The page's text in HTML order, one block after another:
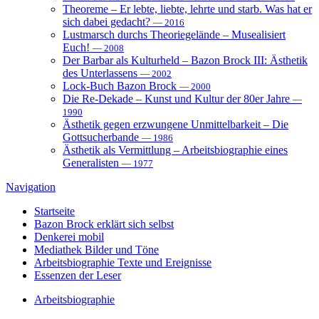
Theoreme – Er lebte, liebte, lehrte und starb. Was hat er
sich dabei gedacht? — 2016
Lustmarsch durchs Theoriegelände – Musealisiert
Euch! — 2008
Der Barbar als Kulturheld – Bazon Brock III: Ästhetik
des Unterlassens — 2002
Lock-Buch Bazon Brock — 2000
Die Re-Dekade – Kunst und Kultur der 80er Jahre —
1990
Ästhetik gegen erzwungene Unmittelbarkeit – Die
Gottsucherbande — 1986
Ästhetik als Vermittlung – Arbeitsbiographie eines
Generalisten — 1977
Navigation
Startseite
Bazon Brock erklärt sich selbst
Denkerei mobil
Mediathek Bilder und Töne
Arbeitsbiographie Texte und Ereignisse
Essenzen der Leser
Arbeitsbiographie